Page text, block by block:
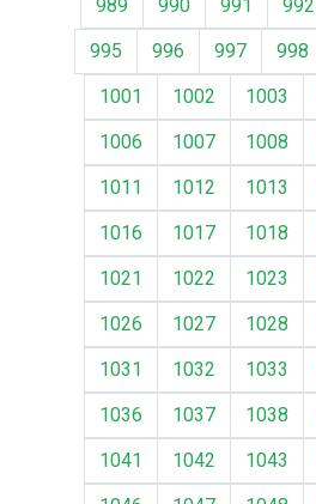
989
990 991 992
995
996 997 998
1001
1002 1003
1006
1007 1008
1011
1012 1013
1016
1017 1018
1021
1022 1023
1026
1027 1028
1031
1032 1033
1036
1037 1038
1041
1042 1043